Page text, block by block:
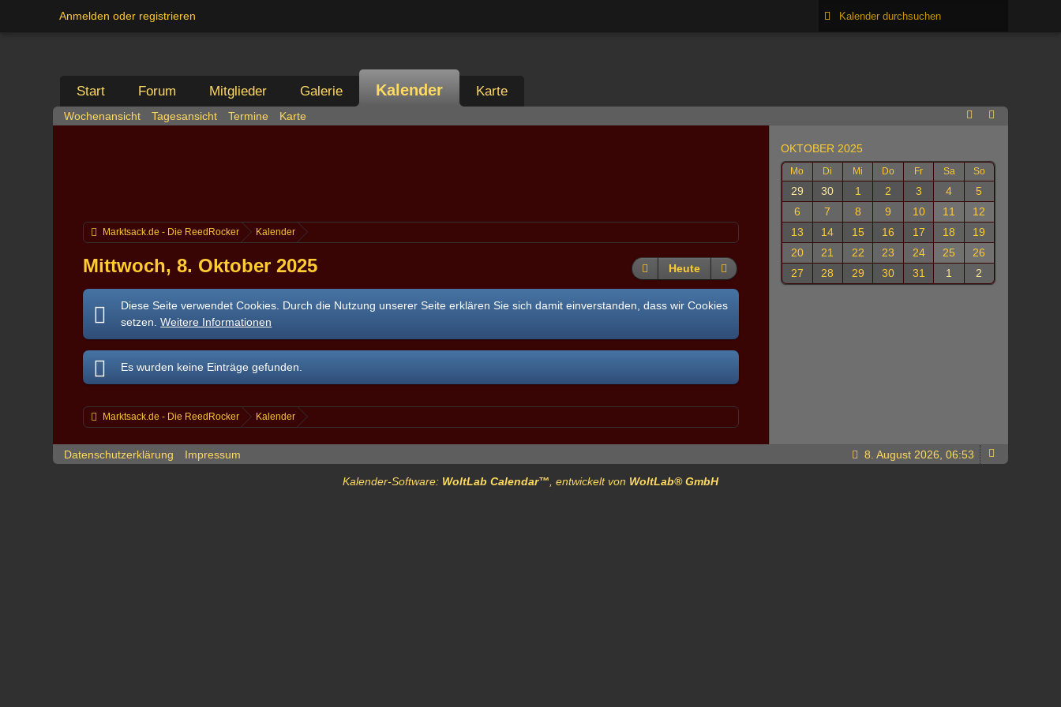
Anmelden oder registrieren
Start Forum Mitglieder Galerie Kalender Karte
Wochenansicht Tagesansicht Termine Karte
Marktsack.de - Die ReedRocker Kalender
Mittwoch, 8. Oktober 2025 Heute
Diese Seite verwendet Cookies. Durch die Nutzung unserer Seite erklären Sie sich damit einverstanden, dass wir Cookies
setzen.Weitere Informationen
Es wurden keine Einträge gefunden.
Marktsack.de - Die ReedRocker Kalender
OKTOBER 2025
Mo Di Mi Do Fr Sa So
29 30 1 2 3 4
5
6
7 8 9 10 11
12
13
14 15 16 17 18
19
20
21 22 23 24 25
26
27
28 29 30 31 1 2
Datenschutzerklärung Impressum 8. August 2026, 06:53
Kalender-Software: WoltLab Calendar™ , entwickelt von WoltLab® GmbH